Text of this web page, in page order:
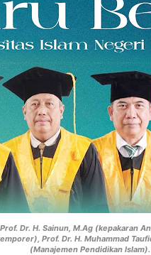
Dr. H. Sainun, M.Ag (kepakaran
Prof. Dr. H. Muhammad
(Manajemen Pendidikan Islam).